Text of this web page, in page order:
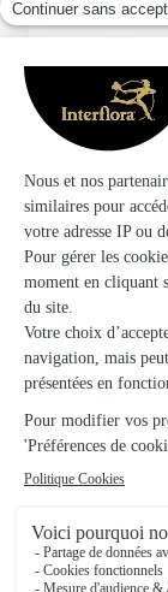
Cuxac Cabardes
★ ★★★★5 (7)
4 rue de
Voir la
La Petite
St Laurent de la
14 rue saint Benoit
Voir la